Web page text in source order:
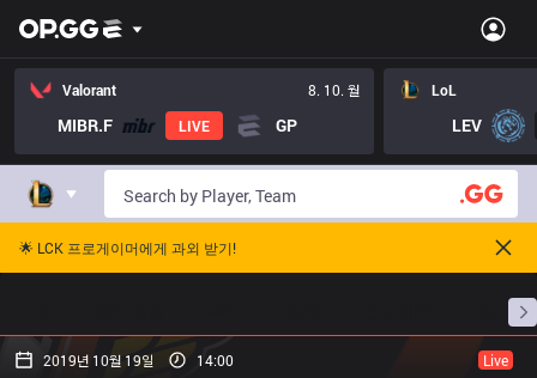
Valorant 8. 10. 월
MIBR.F LIVE GP
LoL
LEV
🌟 LCK 프로게이머에게 과외 받기!
프로빌
2019년 10월 19일 14:00 Live